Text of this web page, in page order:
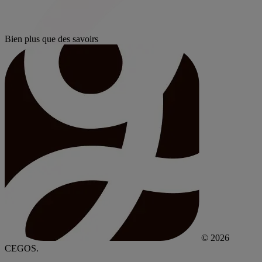
Bien plus que des savoirs
© 2026
CEGOS.